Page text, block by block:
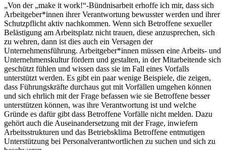
„Von der „make it work!“-Bündnisarbeit erhoffe ich mir, dass sich
Arbeitgeber*innen ihrer Verantwortung bewusster werden und ihrer
Schutzpflicht aktiv nachkommen. Wenn sich Betroffene sexueller
Belästigung am Arbeitsplatz nicht trauen, diese anzusprechen, sich
zu wehren, dann ist dies auch ein Versagen der
Unternehmensführung. Arbeitgeber*innen müssen eine Arbeits- und
Unternehmenskultur fördern und gestalten, in der Mitarbeitende sich
geschützt fühlen und wissen dass sie im Fall eines Vorfalls
unterstützt werden. Es gibt ein paar wenige Beispiele, die zeigen,
dass Führungskräfte durchaus gut mit Vorfällen umgehen können
und sich ehrlich mit der Frage befassen wie sie Betroffene besser
unterstützen können, was ihre Verantwortung ist und welche
Gründe es dafür gibt dass Betroffene Vorfälle nicht melden. Dazu
gehört auch die Auseinandersetzung mit der Frage, inwiefern
Arbeitsstrukturen und das Betriebsklima Betroffene entmutigen
Unterstützung bei Personalverantwortlichen zu suchen und sich zu